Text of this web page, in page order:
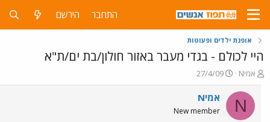
התחבר הירשם
אופנת ילדים ופעוטות
היי לכולם - בגדי מעבר באזור חולון/בת ים/ת"א
פ
ו
ת
ח
ה
Nאמי
פ
ו
27/4/09
N Nאמי
New member